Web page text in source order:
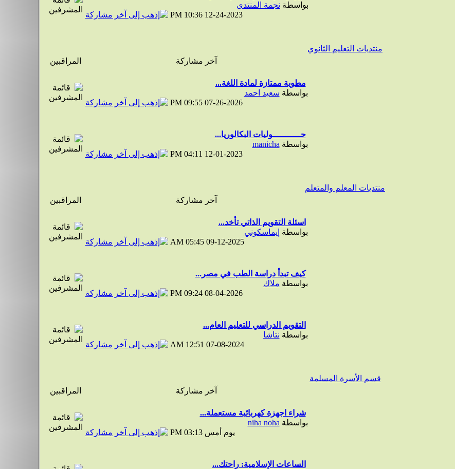
بواسطة نجمة المنتدى
12-24-2023
10:36 PM
منتديات التعليم الثانوي
آخر مشاركة
المراقبين
مطوية ممتازة لمادة اللغة...
بواسطة سعيد احمد
07-26-2026
09:55 PM
حـــــــــــوليات البكالوريا...
بواسطة manicha
12-01-2023
04:11 PM
منتديات المعلم والمتعلم
آخر مشاركة
المراقبين
اسئلة التقويم الذاتي تأخد...
بواسطة إيماسكوني
09-12-2025
05:45 AM
كيف تبدأ دراسة الطب في مصر...
بواسطة ملاك
08-04-2026
09:24 PM
التقويم الدراسي للتعليم العام...
بواسطة نتاشا
07-08-2024
12:51 AM
قسم الأسرة المسلمة
آخر مشاركة
المراقبين
شراء اجهزة كهربائية مستعملة...
بواسطة niha noha
يوم أمس03:13 PM
الساعات الإسلامية: راحتك...